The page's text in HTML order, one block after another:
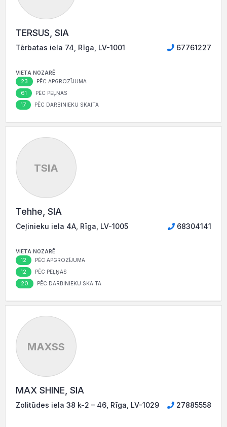
TERSUS, SIA
Tērbatas iela 74, Rīga, LV-1001 67761227
VIETA NOZARĒ
23 PĒC APGROZĪJUMA
61 PĒC PEĻŅAS
17 PĒC DARBINIEKU SKAITA
TSIA
Tehhe, SIA
Ceļinieku iela 4A, Rīga, LV-1005 68304141
VIETA NOZARĒ
12 PĒC APGROZĪJUMA
12 PĒC PEĻŅAS
20 PĒC DARBINIEKU SKAITA
MAXSS
MAX SHINE, SIA
Zolitūdes iela 38 k-2 – 46, Rīga, LV-1029 27885558